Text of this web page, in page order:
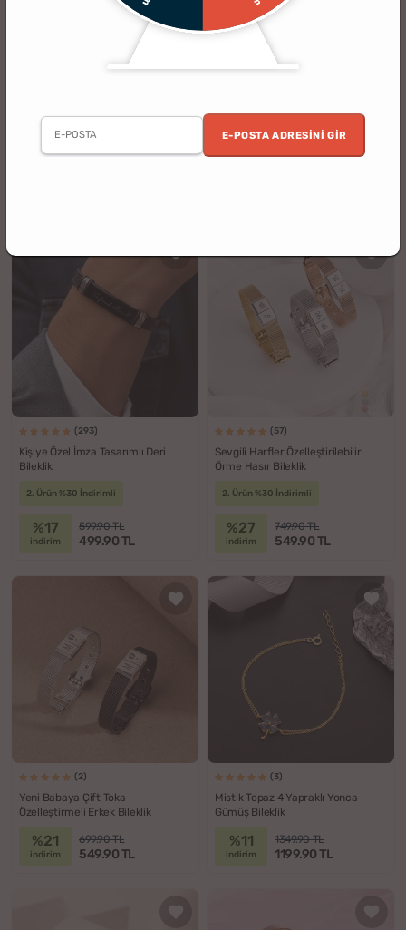
E-POSTA ADRESINI GIR
Gümüş Bileklik
(293)
Kişiye Özel İmza Tasarımlı Deri
Bileklik
2. Ürün %30 İndirimli
%17
indirim
599.90 TL
499.90 TL
(57)
Sevgili Harfler Özelleştirilebilir
Örme Hasır Bileklik
2. Ürün %30 İndirimli
%27
indirim
749.90 TL
549.90 TL
(2)
Yeni Babaya Çift Toka
Özelleştirmeli Erkek Bileklik
%21
indirim
699.90 TL
549.90 TL
(3)
Mistik Topaz 4 Yapraklı Yonca
Gümüş Bileklik
%11
indirim
1349.90 TL
1199.90 TL